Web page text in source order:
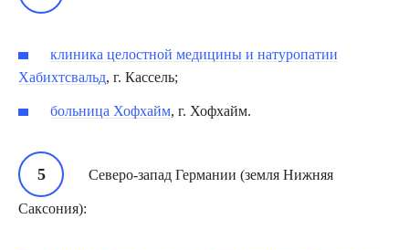
клиника целостной медицины и натуропатии
Хабихтсвальд, г. Кассель;
больница Хофхайм, г. Хофхайм.
Северо-запад Германии (земля Нижняя
Саксония):